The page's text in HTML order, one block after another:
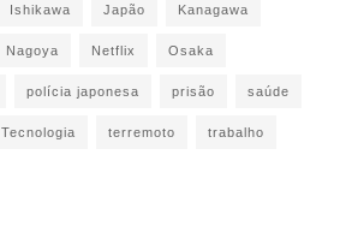
Ishikawa Japão Kanagawa
Nagoya Netflix Osaka
polícia japonesa prisão saúde
Tecnologia terremoto trabalho